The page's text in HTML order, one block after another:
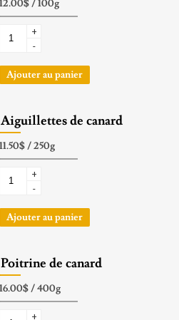
+
-
Ajouter au panier
Aiguillettes de canard
+
-
Ajouter au panier
Poitrine de canard
+